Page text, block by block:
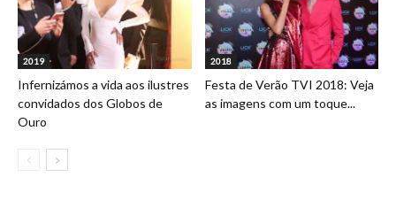
2019
Infernizámos a vida aos ilustres
convidados dos Globos de
Ouro
2018
Festa de Verão TVI 2018: Veja
as imagens com um toque...